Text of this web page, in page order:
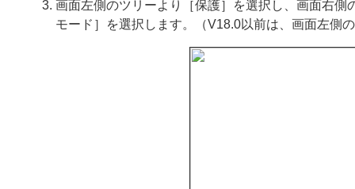
画面左側のツリーより［保護］を選択し、画面右
モード］を選択します。（V18.0以前は、画面左側